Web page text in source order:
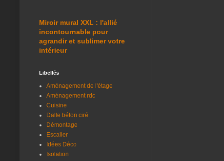
Miroir mural XXL : l'allié
incontournable pour
agrandir et sublimer votre
intérieur
Libellés
Aménagement de l'étage
Aménagement rdc
Cuisine
Dalle béton ciré
Démontage
Escalier
Idées Déco
Isolation